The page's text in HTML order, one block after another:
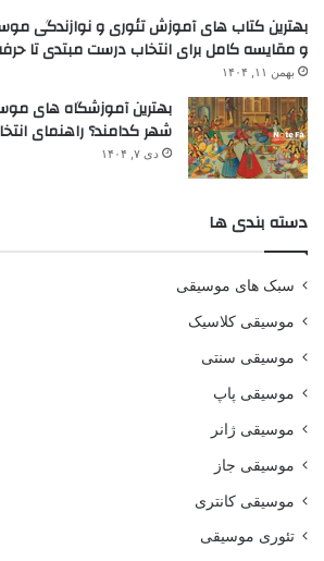
بهترین کتاب های آموزش تئوری و نوازندگی
و مقایسه کامل برای انتخاب درست مبتدی تا
بهمن ۱۱, ۱۴۰۴
بهترین آموزشگاه های
شهر کدامند؟ راهنمای انتخاب
دی ۷, ۱۴۰۴
دسته بندی ها
سبک های موسیقی
موسیقی کلاسیک
موسیقی سنتی
موسیقی پاپ
موسیقی ژانر
موسیقی جاز
موسیقی کانتری
تئوری موسیقی